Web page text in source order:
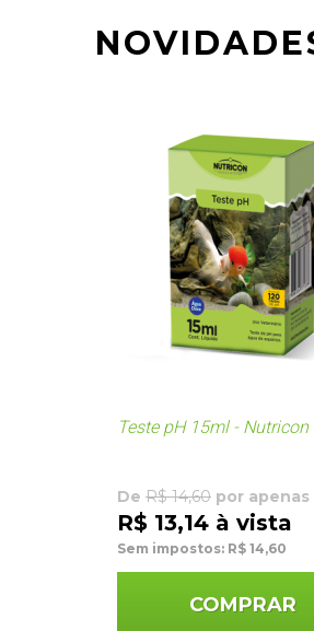
Teste pH 15ml - Nutricon
De R$ 14,60 por apenas
R$ 13,14 à vista
Sem impostos: R$ 14,60
COMPRAR